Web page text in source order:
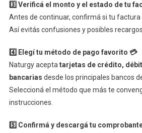
3️⃣ Verificá el monto y el estado de tu
Antes de continuar, confirmá si tu factura
Así evitás confusiones y posibles
4️⃣ Elegí tu método de pago favorito 💳
Naturgy acepta tarjetas de crédito,
bancarias desde los principales bancos
Seleccioná el método que más te
instrucciones.
5️⃣ Confirmá y descargá tu